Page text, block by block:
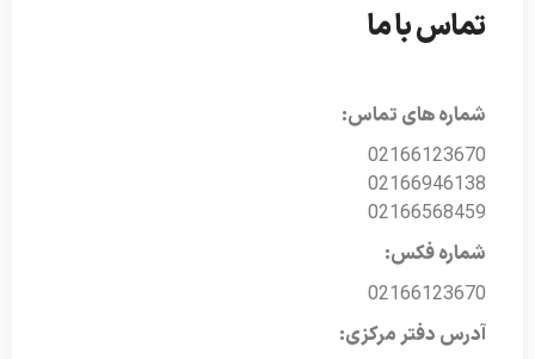
تماس با ما
شماره های تماس:
02166123670
02166946138
02166568459
شماره فکس:
02166123670
آدرس دفتر مرکزی: